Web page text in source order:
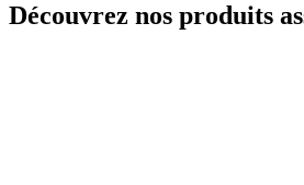
Découvrez nos produits